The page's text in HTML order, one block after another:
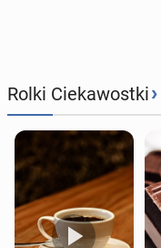
Rolki Ciekawostki›